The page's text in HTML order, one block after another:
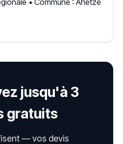
• Commune : Ahetze
jusqu'à 3
gratuits
— vos devis